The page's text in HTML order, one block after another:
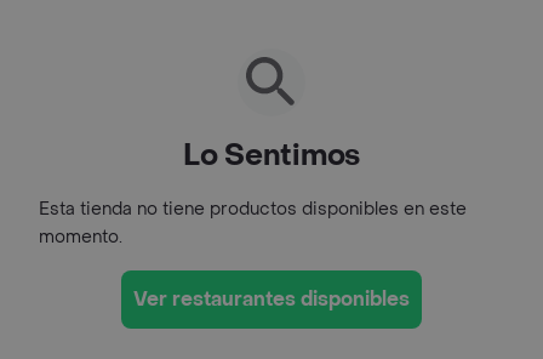
Lo Sentimos
Esta tienda no tiene productos disponibles en este
momento.
Ver restaurantes disponibles